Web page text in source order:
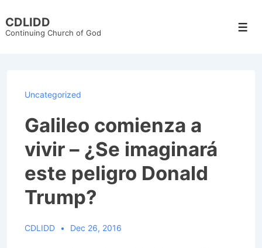
Skip
CDLIDD
Continuing Church of God
Uncategorized
Galileo comienza a
vivir – ¿Se imaginará
este peligro Donald
Trump?
CDLIDD Dec 26, 2016